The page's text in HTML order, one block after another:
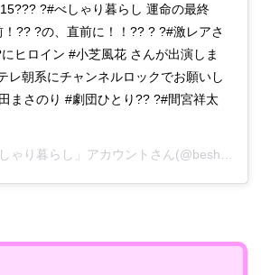
?#べしゃり暮らし 運命の最終
?? ?の、直前に！！?? ? ?#激レアさ
ヒロイン #小芝風花 さんが出演しま
レ朝系にチャンネルロックでお願いし
まさのり #劇団ひとり?? ?#間宮祥太
ゃり暮らし」アカウント さん(@beshari_ex)がシェアした投稿 –